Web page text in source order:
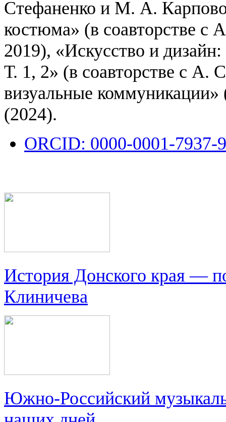
Стефаненко и М. А.
костюма» (в соавторстве с
2019), «Искусство и
Т. 1, 2» (в соавторстве с А.
визуальные
(2024).
ORCID: 0000-0001-7937-
История Донского края —
Клиничева
Южно-Российский